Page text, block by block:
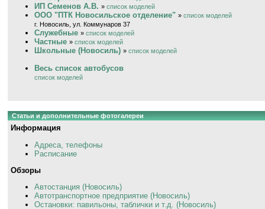
ИП Семенов А.В. » список моделей
ООО "ПТК Новосильское отделение" » список моделей
г. Новосиль, ул. Коммунаров 37
Служебные » список моделей
Частные » список моделей
Школьные (Новосиль) » список моделей
Весь список автобусов
список моделей
Статьи и дополнительные фотогалереи
Информация
Адреса, телефоны
Расписание
Обзоры
Автостанция (Новосиль)
Автотранспортное предприятие (Новосиль)
Остановки: павильоны, таблички и т.д. (Новосиль)